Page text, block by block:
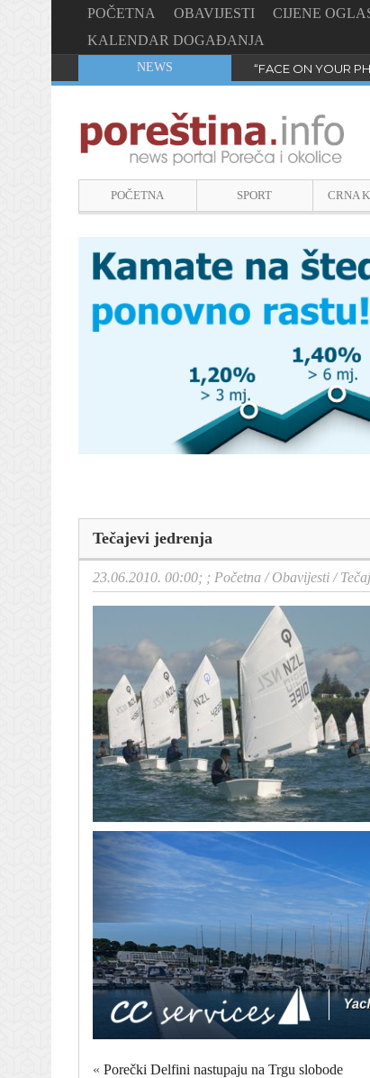
POČETNA OBAVIJESTI CIJENE
KALENDAR DOGAĐANJA
NEWS “FACE ON YOUR
POČETNA SPORT CRNA
Tečajevi jedrenja
23.06.2010. 00:00; ; Početna /Obavijesti /
« Porečki Delfini nastupaju na Trgu slobode